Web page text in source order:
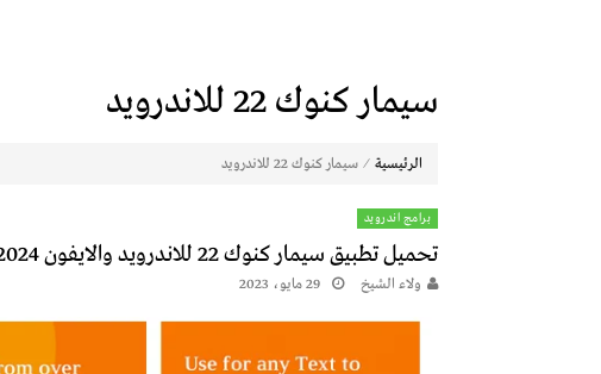
سيمار كنوك 22 للاندرويد
الرئيسية ⁄ سيمار كنوك 22 للاندرويد
برامج اندرويد
تحميل تطبيق سيمار كنوك 22 للاندرويد والايفون 2024 أخر اصدار
ولاء الشيخ 29 مايو، 2023